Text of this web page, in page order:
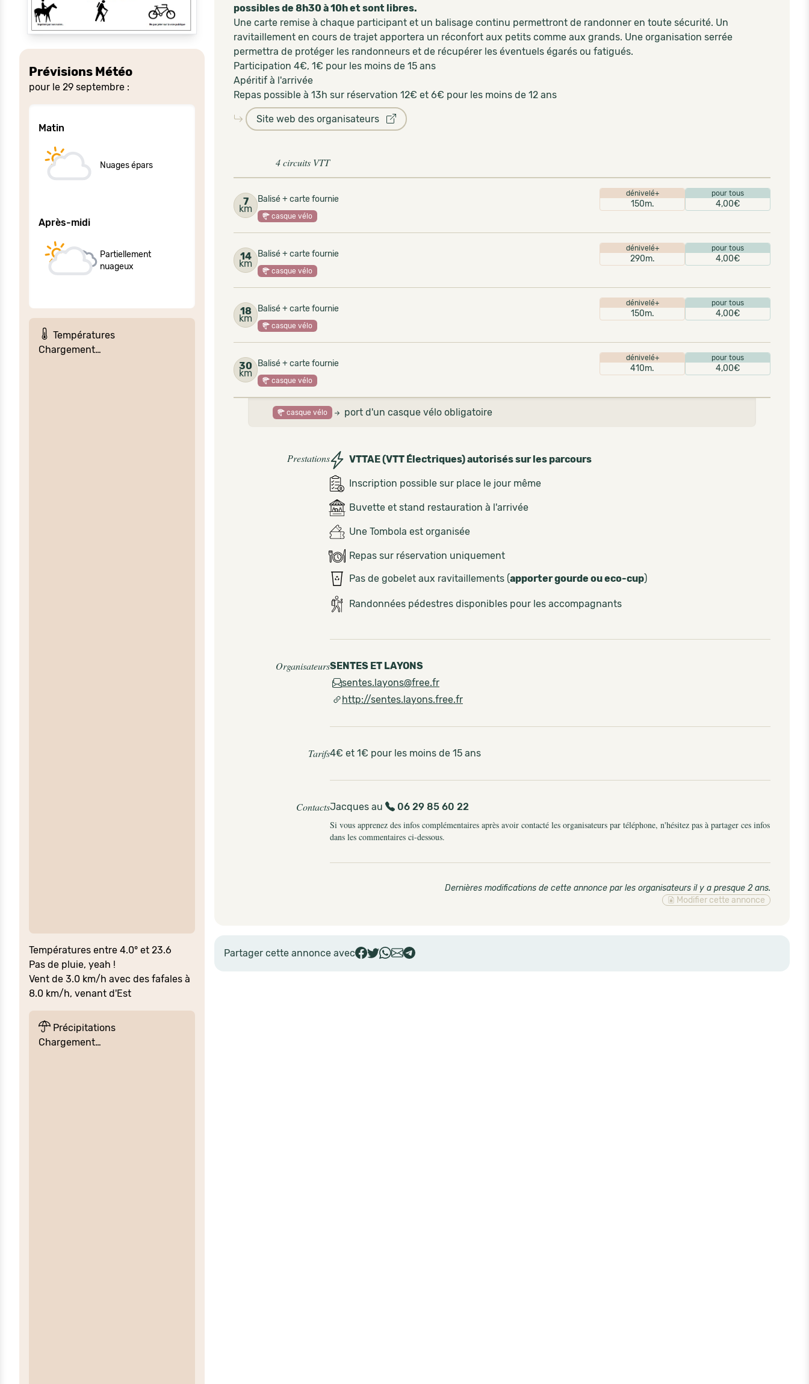
Prévisions Météo
pour le 29 septembre :
Matin
Nuages épars
Après-midi
Partiellement
nuageux
Températures
Chargement…
Températures entre 4.0° et 23.6
Pas de pluie, yeah !
Vent de 3.0 km/h avec des fafales à
8.0 km/h, venant d'Est
Précipitations
Chargement…
possibles de 8h30 à 10h et sont libres.
Une carte remise à chaque participant et un balisage continu permettront de randonner en toute sécurité. Un
ravitaillement en cours de trajet apportera un réconfort aux petits comme aux grands. Une organisation serrée
permettra de protéger les randonneurs et de récupérer les éventuels égarés ou fatigués.
Participation 4€, 1€ pour les moins de 15 ans
Apéritif à l'arrivée
Repas possible à 13h sur réservation 12€ et 6€ pour les moins de 12 ans
Site web des organisateurs
4 circuits VTT
7
km
Balisé + carte fournie
dénivelé+
150m.
pour tous
4,00€
casque vélo
14
km
Balisé + carte fournie
dénivelé+
290m.
pour tous
4,00€
casque vélo
18
km
Balisé + carte fournie
dénivelé+
150m.
pour tous
4,00€
casque vélo
30
km
Balisé + carte fournie
dénivelé+
410m.
pour tous
4,00€
casque vélo
casque vélo port d'un casque vélo obligatoire
Prestations VTTAE (VTT Électriques) autorisés sur les parcours
Inscription possible sur place le jour même
Buvette et stand restauration à l'arrivée
Une Tombola est organisée
Repas sur réservation uniquement
Pas de gobelet aux ravitaillements (apporter gourde ou eco-cup)
Randonnées pédestres disponibles pour les accompagnants
OrganisateursSENTES ET LAYONS
sentes.layons@free.fr
http://sentes.layons.free.fr
Tarifs4€ et 1€ pour les moins de 15 ans
ContactsJacques au
06 29 85 60 22
Si vous apprenez des infos complémentaires après avoir contacté les organisateurs par téléphone, n'hésitez pas à partager ces infos
dans les commentaires ci-dessous.
Dernières modifications de cette annonce par les organisateurs il y a presque 2 ans.
Modifier cette annonce
Partager cette annonce avec